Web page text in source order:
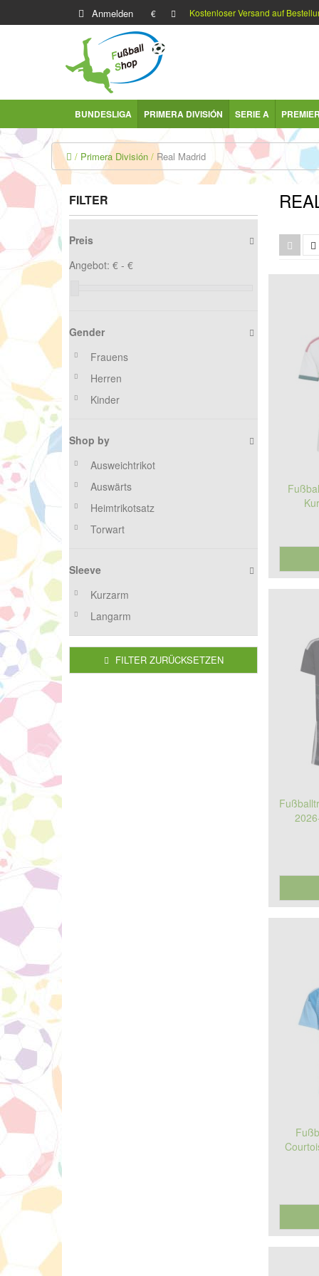
Anmelden € Kostenloser Versand auf
BUNDESLIGA PRIMERA DIVISIÓN SERIE A
Primera División Real Madrid
FILTER
Preis
Angebot: € - €
Gender
Frauens
Herren
Kinder
Shop by
Ausweichtrikot
Auswärts
Heimtrikotsatz
Torwart
Sleeve
Kurzarm
Langarm
FILTER ZURÜCKSETZEN